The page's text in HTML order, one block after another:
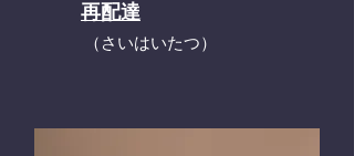
再配達
​（さいはいたつ）